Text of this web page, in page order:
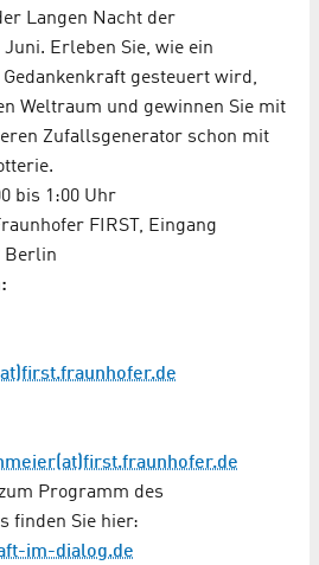
Langen Nacht der
Erleben Sie, wie ein
gesteuert wird,
Weltraum und gewinnen Sie mit
Zufallsgenerator schon mit
bis 1:00 Uhr
FIRST, Eingang
Berlin
Programm des
finden Sie hier:
im-dialog.de